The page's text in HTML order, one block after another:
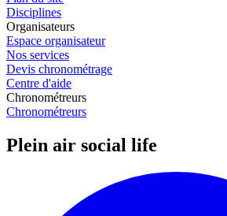
Disciplines
Organisateurs
Espace organisateur
Nos services
Devis chronométrage
Centre d'aide
Chronométreurs
Chronométreurs
Plein air social life